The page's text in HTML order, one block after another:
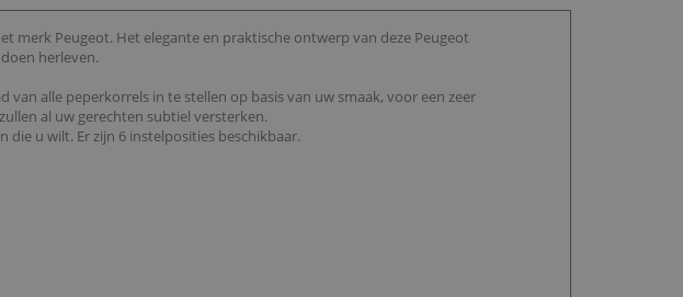
merk Peugeot. Het elegante en praktische ontwerp van deze Peugeot
herleven.
alle peperkorrels in te stellen op basis van uw smaak, voor een zeer
al uw gerechten subtiel versterken.
u wilt. Er zijn 6 instelposities beschikbaar.